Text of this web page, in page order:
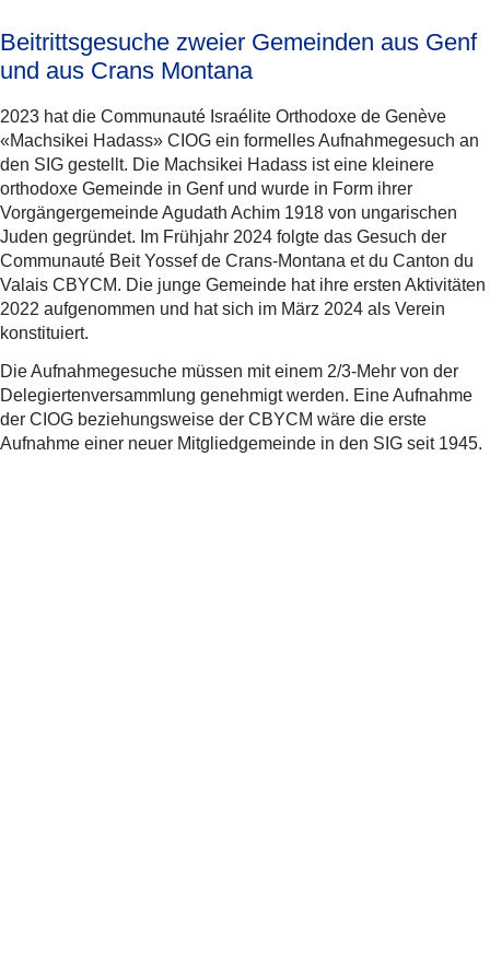
Beitrittsgesuche zweier Gemeinden aus Genf
und aus Crans Montana
2023 hat die Communauté Israélite Orthodoxe de Genève
«Machsikei Hadass» CIOG ein formelles Aufnahmegesuch an
den SIG gestellt. Die Machsikei Hadass ist eine kleinere
orthodoxe Gemeinde in Genf und wurde in Form ihrer
Vorgängergemeinde Agudath Achim 1918 von ungarischen
Juden gegründet. Im Frühjahr 2024 folgte das Gesuch der
Communauté Beit Yossef de Crans-Montana et du Canton du
Valais CBYCM. Die junge Gemeinde hat ihre ersten Aktivitäten
2022 aufgenommen und hat sich im März 2024 als Verein
konstituiert.
Die Aufnahmegesuche müssen mit einem 2/3-Mehr von der
Delegiertenversammlung genehmigt werden. Eine Aufnahme
der CIOG beziehungsweise der CBYCM wäre die erste
Aufnahme einer neuer Mitgliedgemeinde in den SIG seit 1945.